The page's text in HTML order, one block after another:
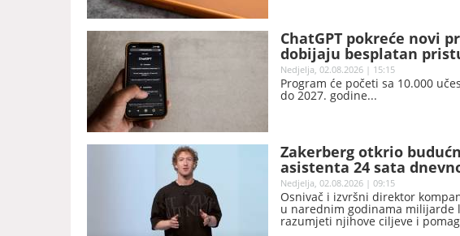
ChatGPT pokreće novi
dobijaju besplatan
Nedjelja, 02.08.2026 | 15:15
Program će početi sa 10.000
do 2027. godine
Zakerberg otkrio
asistenta 24 sata
Nedjelja, 02.08.2026 | 09:15
Osnivač i izvršni direktor
u narednim godinama milijarde
razumjeti njihove ciljeve i